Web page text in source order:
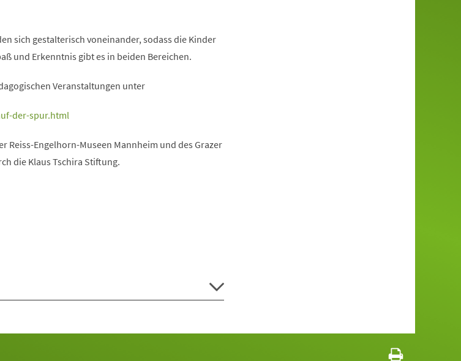
sich gestalterisch voneinander, sodass die Kinder
und Erkenntnis gibt es in beiden Bereichen.
Veranstaltungen unter
der-spur.html
Reiss-Engelhorn-Museen Mannheim und des Grazer
die Klaus Tschira Stiftung.